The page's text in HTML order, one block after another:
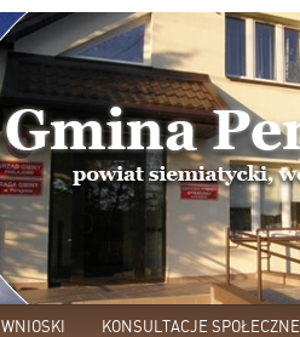
WNIOSKI KONSULTACJE SPOŁECZNE